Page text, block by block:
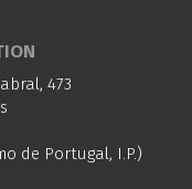
473
de Portugal, I.P.)